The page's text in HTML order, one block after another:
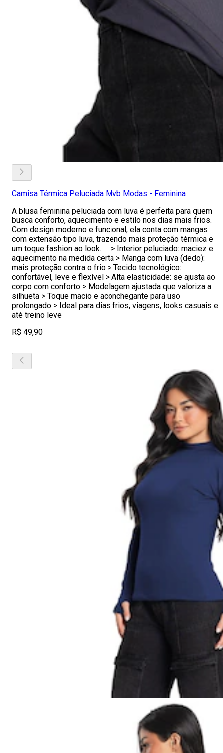
Camisa Térmica Peluciada Mvb Modas - Feminina
A blusa feminina peluciada com luva é perfeita para quem
busca conforto, aquecimento e estilo nos dias mais frios.
Com design moderno e funcional, ela conta com mangas
com extensão tipo luva, trazendo mais proteção térmica e
um toque fashion ao look. > Interior peluciado: maciez e
aquecimento na medida certa > Manga com luva (dedo):
mais proteção contra o frio > Tecido tecnológico:
confortável, leve e flexível > Alta elasticidade: se ajusta ao
corpo com conforto > Modelagem ajustada que valoriza a
silhueta > Toque macio e aconchegante para uso
prolongado > Ideal para dias frios, viagens, looks casuais e
até treino leve
R$ 49,90